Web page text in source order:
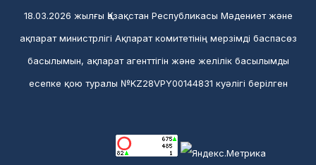
18.03.2026 жылғы Қазақстан Республикасы Мәдениет және
ақпарат министрлігі Ақпарат комитетінің мерзімді баспасөз
басылымын, ақпарат агенттігін және желілік басылымды
есепке қою туралы №KZ28VPY00144831 куәлігі берілген